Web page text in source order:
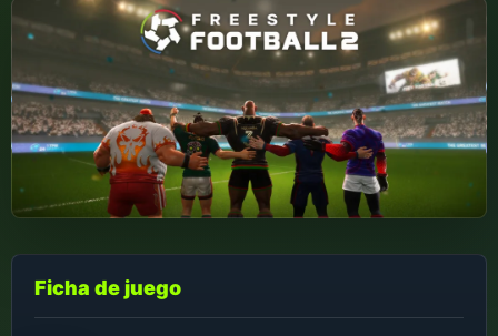
Ficha de juego